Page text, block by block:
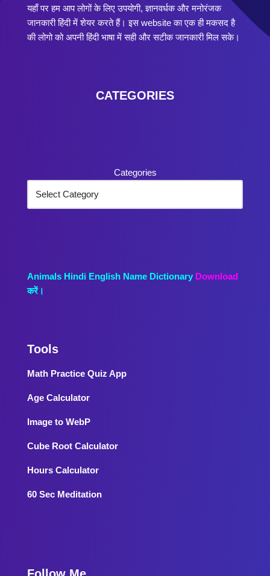
यहाँ पर हम आप लोगों के लिए उपयोगी, ज्ञानवर्धक और मनोरंजक
जानकारी हिंदी में शेयर करते हैं। इस website का एक ही मकसद है
की लोगो को अपनी हिंदी भाषा में सही और सटीक जानकारी मिल सके।
CATEGORIES
Categories
Animals Hindi English Name Dictionary Download
करें।
Tools
Math Practice Quiz App
Age Calculator
Image to WebP
Cube Root Calculator
Hours Calculator
60 Sec Meditation